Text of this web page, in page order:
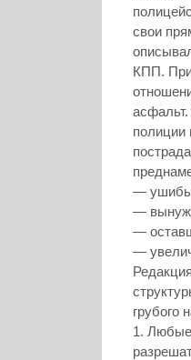
свои
КПП. При
полиции
— ушибы
—
—
—
грубого
1. Любые